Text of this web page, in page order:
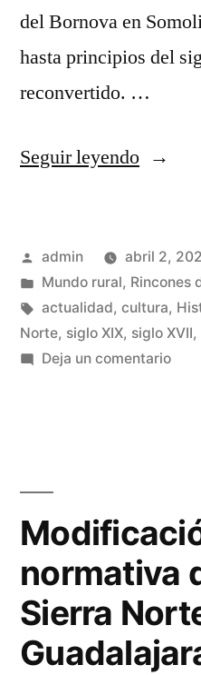
del Bornova en
hasta principios del
reconvertido. …
Seguir leyendo«¡Viva
Publicado
por
admin
abril 2,
Publicado
en
Mundo rural, Rincones
Etiquetas:
actualidad, cultura,
Norte, siglo XIX, siglo XVII,
Deja un comentarioen
normativa
Sierra